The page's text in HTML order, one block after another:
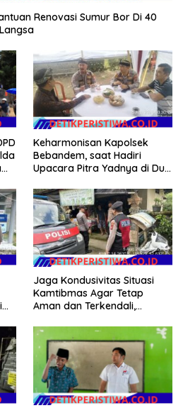
Renovasi Sumur Bor Di 40
Keharmonisan Kapolsek
Bebandem, saat Hadiri
Upacara Pitra Yadnya di Dua
Jaga Kondusivitas Situasi
Kamtibmas Agar Tetap
Aman dan Terkendali,
Gelar Patroli Dialogis